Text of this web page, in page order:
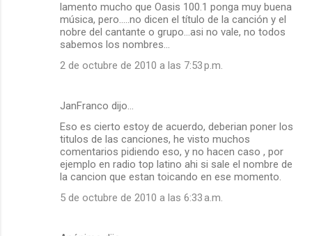
lamento mucho que Oasis 100.1 ponga muy buena
música, pero.....no dicen el título de la canción y el
nobre del cantante o grupo...asi no vale, no todos
sabemos los nombres...
2 de octubre de 2010 a las 7:53 p.m.
JanFranco dijo…
Eso es cierto estoy de acuerdo, deberian poner los
titulos de las canciones, he visto muchos
comentarios pidiendo eso, y no hacen caso , por
ejemplo en radio top latino ahi si sale el nombre de
la cancion que estan toicando en ese momento.
5 de octubre de 2010 a las 6:33 a.m.